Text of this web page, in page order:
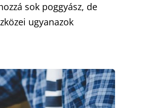
sok poggyász, de
ugyanazok